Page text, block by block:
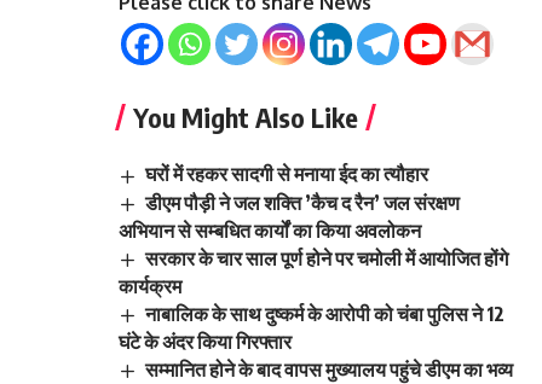
You Might Also Like
घरों में रहकर सादगी से मनाया ईद का त्यौहार
डीएम पौड़ी ने जल शक्ति ’कैच द रैन’ जल संरक्षण
अभियान से सम्बधित कार्यों का किया अवलोकन
सरकार के चार साल पूर्ण होने पर चमोली में आयोजित होंगे
कार्यक्रम
नाबालिक के साथ दुष्कर्म के आरोपी को चंबा पुलिस ने 12
घंटे के अंदर किया गिरफ्तार
सम्मानित होने के बाद वापस मुख्यालय पहुंचे डीएम का भव्य